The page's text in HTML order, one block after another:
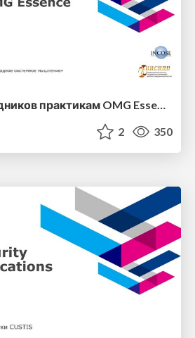
Обучение сотрудников практикам OMG Essence
2 350